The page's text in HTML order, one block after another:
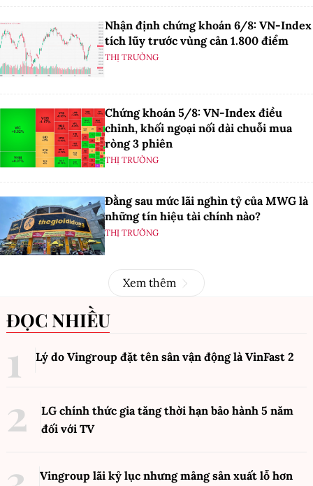
Nhận định chứng khoán 6/8: VN-Index
tích lũy trước vùng cản 1.800 điểm
THỊ TRƯỜNG
Chứng khoán 5/8: VN-Index điều
chỉnh, khối ngoại nối dài chuỗi mua
ròng 3 phiên
THỊ TRƯỜNG
Đằng sau mức lãi nghìn tỷ của MWG là
những tín hiệu tài chính nào?
THỊ TRƯỜNG
Xem thêm
ĐỌC NHIỀU
Lý do Vingroup đặt tên sân vận động là VinFast 2
LG chính thức gia tăng thời hạn bảo hành 5 năm
đối với TV
Vingroup lãi kỷ lục nhưng mảng sản xuất lỗ hơn